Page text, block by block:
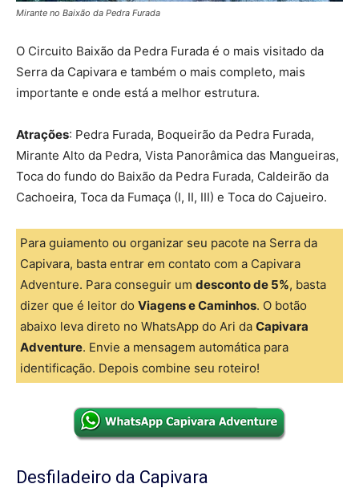
Mirante no Baixão da Pedra Furada
O Circuito Baixão da Pedra Furada é o mais visitado da
Serra da Capivara e também o mais completo, mais
importante e onde está a melhor estrutura.
Atrações: Pedra Furada, Boqueirão da Pedra Furada,
Mirante Alto da Pedra, Vista Panorâmica das Mangueiras,
Toca do fundo do Baixão da Pedra Furada, Caldeirão da
Cachoeira, Toca da Fumaça (I, II, III) e Toca do Cajueiro.
Para guiamento ou organizar seu pacote na Serra da
Capivara, basta entrar em contato com a Capivara
Adventure. Para conseguir um desconto de 5%, basta
dizer que é leitor do Viagens e Caminhos. O botão
abaixo leva direto no WhatsApp do Ari da Capivara
Adventure. Envie a mensagem automática para
identificação. Depois combine seu roteiro!
Desfiladeiro da Capivara